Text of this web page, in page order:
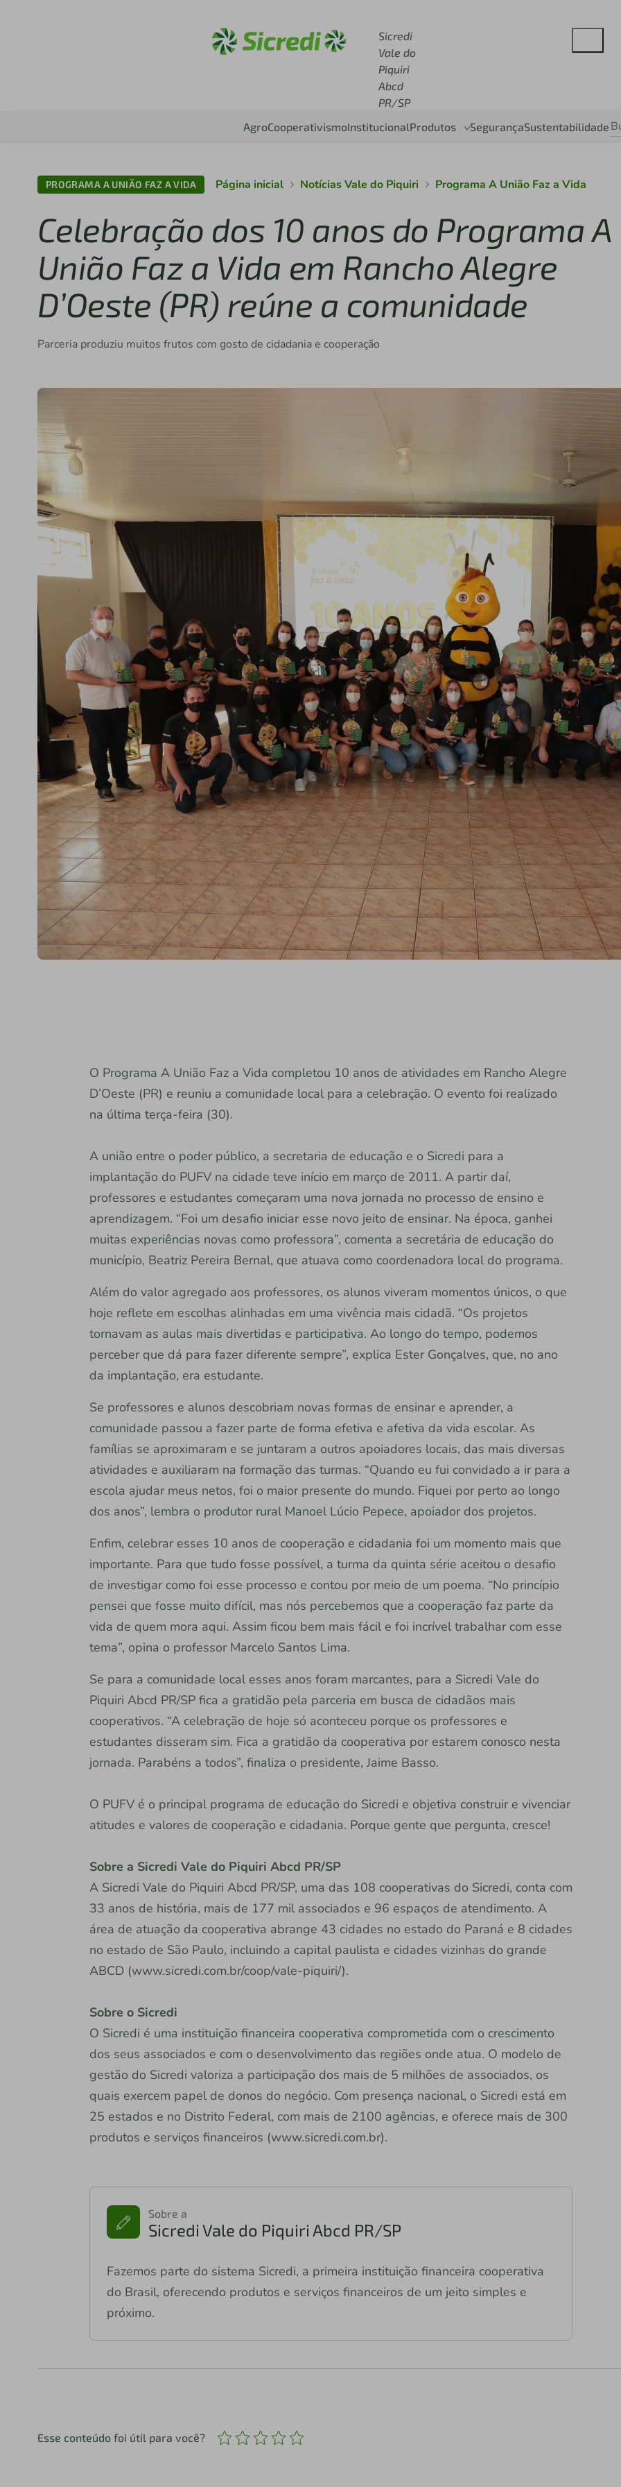
Sicredi
Vale do
Piquiri
Abcd
PR/SP
AgroCooperativismoInstitucionalProdutos SegurançaSustentabilidade
PROGRAMA A UNIÃO FAZ A VIDA Página inicial Notícias Vale do Piquiri Programa A União Faz a Vida
Celebração dos 10 anos do Programa A
União Faz a Vida em Rancho Alegre
D’Oeste (PR) reúne a comunidade
Parceria produziu muitos frutos com gosto de cidadania e cooperação
O Programa A União Faz a Vida completou 10 anos de atividades em Rancho Alegre
D’Oeste (PR) e reuniu a comunidade local para a celebração. O evento foi realizado
na última terça-feira (30).
A união entre o poder público, a secretaria de educação e o Sicredi para a
implantação do PUFV na cidade teve início em março de 2011. A partir daí,
professores e estudantes começaram uma nova jornada no processo de ensino e
aprendizagem. “Foi um desafio iniciar esse novo jeito de ensinar. Na época, ganhei
muitas experiências novas como professora”, comenta a secretária de educação do
município, Beatriz Pereira Bernal, que atuava como coordenadora local do programa.
Além do valor agregado aos professores, os alunos viveram momentos únicos, o que
hoje reflete em escolhas alinhadas em uma vivência mais cidadã. “Os projetos
tornavam as aulas mais divertidas e participativa. Ao longo do tempo, podemos
perceber que dá para fazer diferente sempre”, explica Ester Gonçalves, que, no ano
da implantação, era estudante.
Se professores e alunos descobriam novas formas de ensinar e aprender, a
comunidade passou a fazer parte de forma efetiva e afetiva da vida escolar. As
famílias se aproximaram e se juntaram a outros apoiadores locais, das mais diversas
atividades e auxiliaram na formação das turmas. “Quando eu fui convidado a ir para a
escola ajudar meus netos, foi o maior presente do mundo. Fiquei por perto ao longo
dos anos”, lembra o produtor rural Manoel Lúcio Pepece, apoiador dos projetos.
Enfim, celebrar esses 10 anos de cooperação e cidadania foi um momento mais que
importante. Para que tudo fosse possível, a turma da quinta série aceitou o desafio
de investigar como foi esse processo e contou por meio de um poema. “No princípio
pensei que fosse muito difícil, mas nós percebemos que a cooperação faz parte da
vida de quem mora aqui. Assim ficou bem mais fácil e foi incrível trabalhar com esse
tema”, opina o professor Marcelo Santos Lima.
Se para a comunidade local esses anos foram marcantes, para a Sicredi Vale do
Piquiri Abcd PR/SP fica a gratidão pela parceria em busca de cidadãos mais
cooperativos. “A celebração de hoje só aconteceu porque os professores e
estudantes disseram sim. Fica a gratidão da cooperativa por estarem conosco nesta
jornada. Parabéns a todos”, finaliza o presidente, Jaime Basso.
O PUFV é o principal programa de educação do Sicredi e objetiva construir e vivenciar
atitudes e valores de cooperação e cidadania. Porque gente que pergunta, cresce!
Sobre a Sicredi Vale do Piquiri Abcd PR/SP
A Sicredi Vale do Piquiri Abcd PR/SP, uma das 108 cooperativas do Sicredi, conta com
33 anos de história, mais de 177 mil associados e 96 espaços de atendimento. A
área de atuação da cooperativa abrange 43 cidades no estado do Paraná e 8 cidades
no estado de São Paulo, incluindo a capital paulista e cidades vizinhas do grande
ABCD (www.sicredi.com.br/coop/vale-piquiri/).
Sobre o Sicredi
O Sicredi é uma instituição financeira cooperativa comprometida com o crescimento
dos seus associados e com o desenvolvimento das regiões onde atua. O modelo de
gestão do Sicredi valoriza a participação dos mais de 5 milhões de associados, os
quais exercem papel de donos do negócio. Com presença nacional, o Sicredi está em
25 estados e no Distrito Federal, com mais de 2100 agências, e oferece mais de 300
produtos e serviços financeiros (www.sicredi.com.br).
Sobre a
Sicredi Vale do Piquiri Abcd PR/SP
Fazemos parte do sistema Sicredi, a primeira instituição financeira cooperativa
do Brasil, oferecendo produtos e serviços financeiros de um jeito simples e
próximo.
Esse conteúdo foi útil para você?